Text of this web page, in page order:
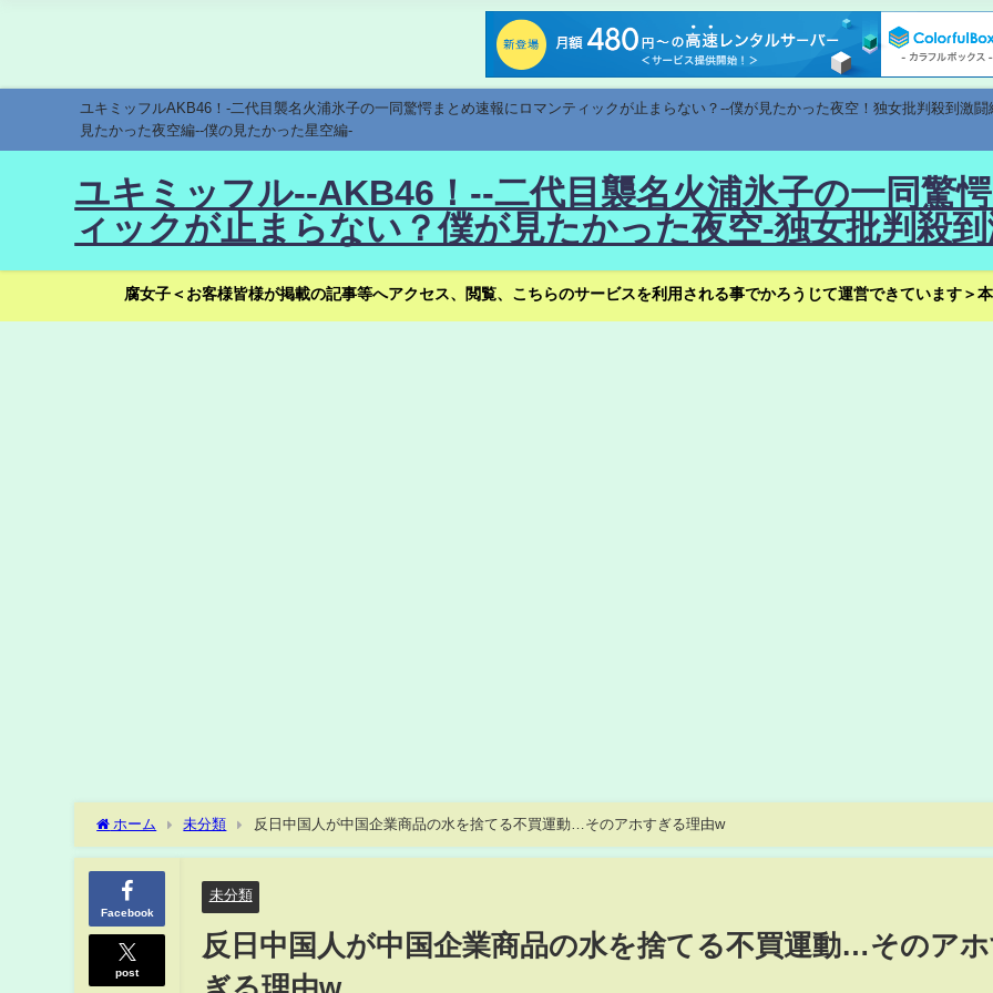
ユキミッフルAKB46！-二代目襲名火浦氷子の一同驚愕まとめ速報にロマンティックが止まらない？--僕が見たかった夜空！独女批判殺到激
見たかった夜空編--僕の見たかった星空編-
ユキミッフル--AKB46！--二代目襲名火浦氷子の一同驚
ィックが止まらない？僕が見たかった夜空-独女批判殺
腐女子＜お客様皆様が掲載の記事等へアクセス、閲覧、こちらのサービスを利用される事でかろうじて運営できています＞
ホーム 未分類 反日中国人が中国企業商品の水を捨てる不買運動…そのアホすぎる理由w
Facebook
post
未分類
反日中国人が中国企業商品の水を捨てる不買運動…そのア
ぎる理由w